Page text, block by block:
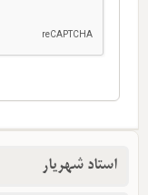
استاد شهریار